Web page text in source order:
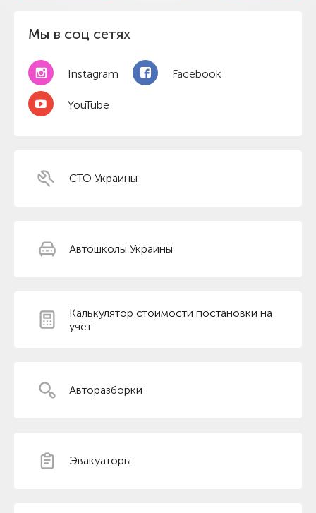
Мы в соц сетях
Instagram Facebook
YouTube
СТО Украины
Автошколы Украины
Калькулятор стоимости постановки на
учет
Авторазборки
Эвакуаторы